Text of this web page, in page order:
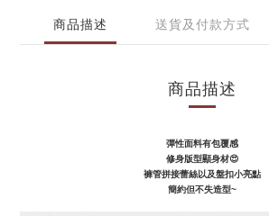
商品描述 送貨及付款方式
商品描述
彈性面料有包覆感
修身版型顯身材😍
褲管拼接蕾絲以及盤扣小亮點
簡約但不失造型~